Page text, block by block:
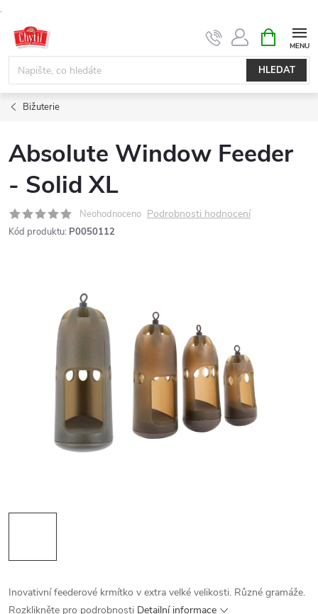
.
obsah
HLEDAT
NÁKUPNÍ
KOŠÍK
Bižuterie
Absolute Window Feeder
- Solid XL
Neohodnoceno Podrobnosti hodnocení
Kód produktu: P0050112
Inovativní feederové krmítko v extra velké velikosti. Různé gramáže.
Rozklikněte pro podrobnosti Detailní informace